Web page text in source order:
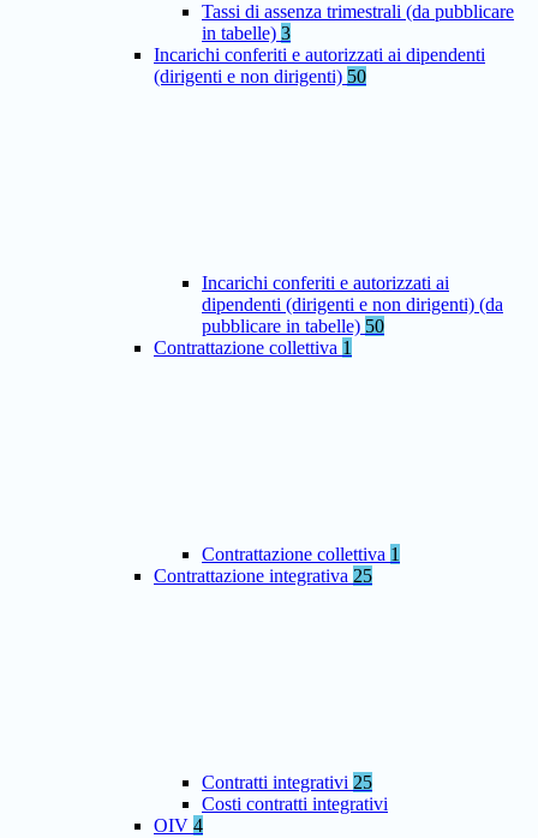
Tassi di assenza trimestrali (da pubblicare
in tabelle) 3
Incarichi conferiti e autorizzati ai dipendenti
(dirigenti e non dirigenti) 50
Incarichi conferiti e autorizzati ai
dipendenti (dirigenti e non dirigenti) (da
pubblicare in tabelle) 50
Contrattazione collettiva 1
Contrattazione collettiva 1
Contrattazione integrativa 25
Contratti integrativi 25
Costi contratti integrativi
OIV 4